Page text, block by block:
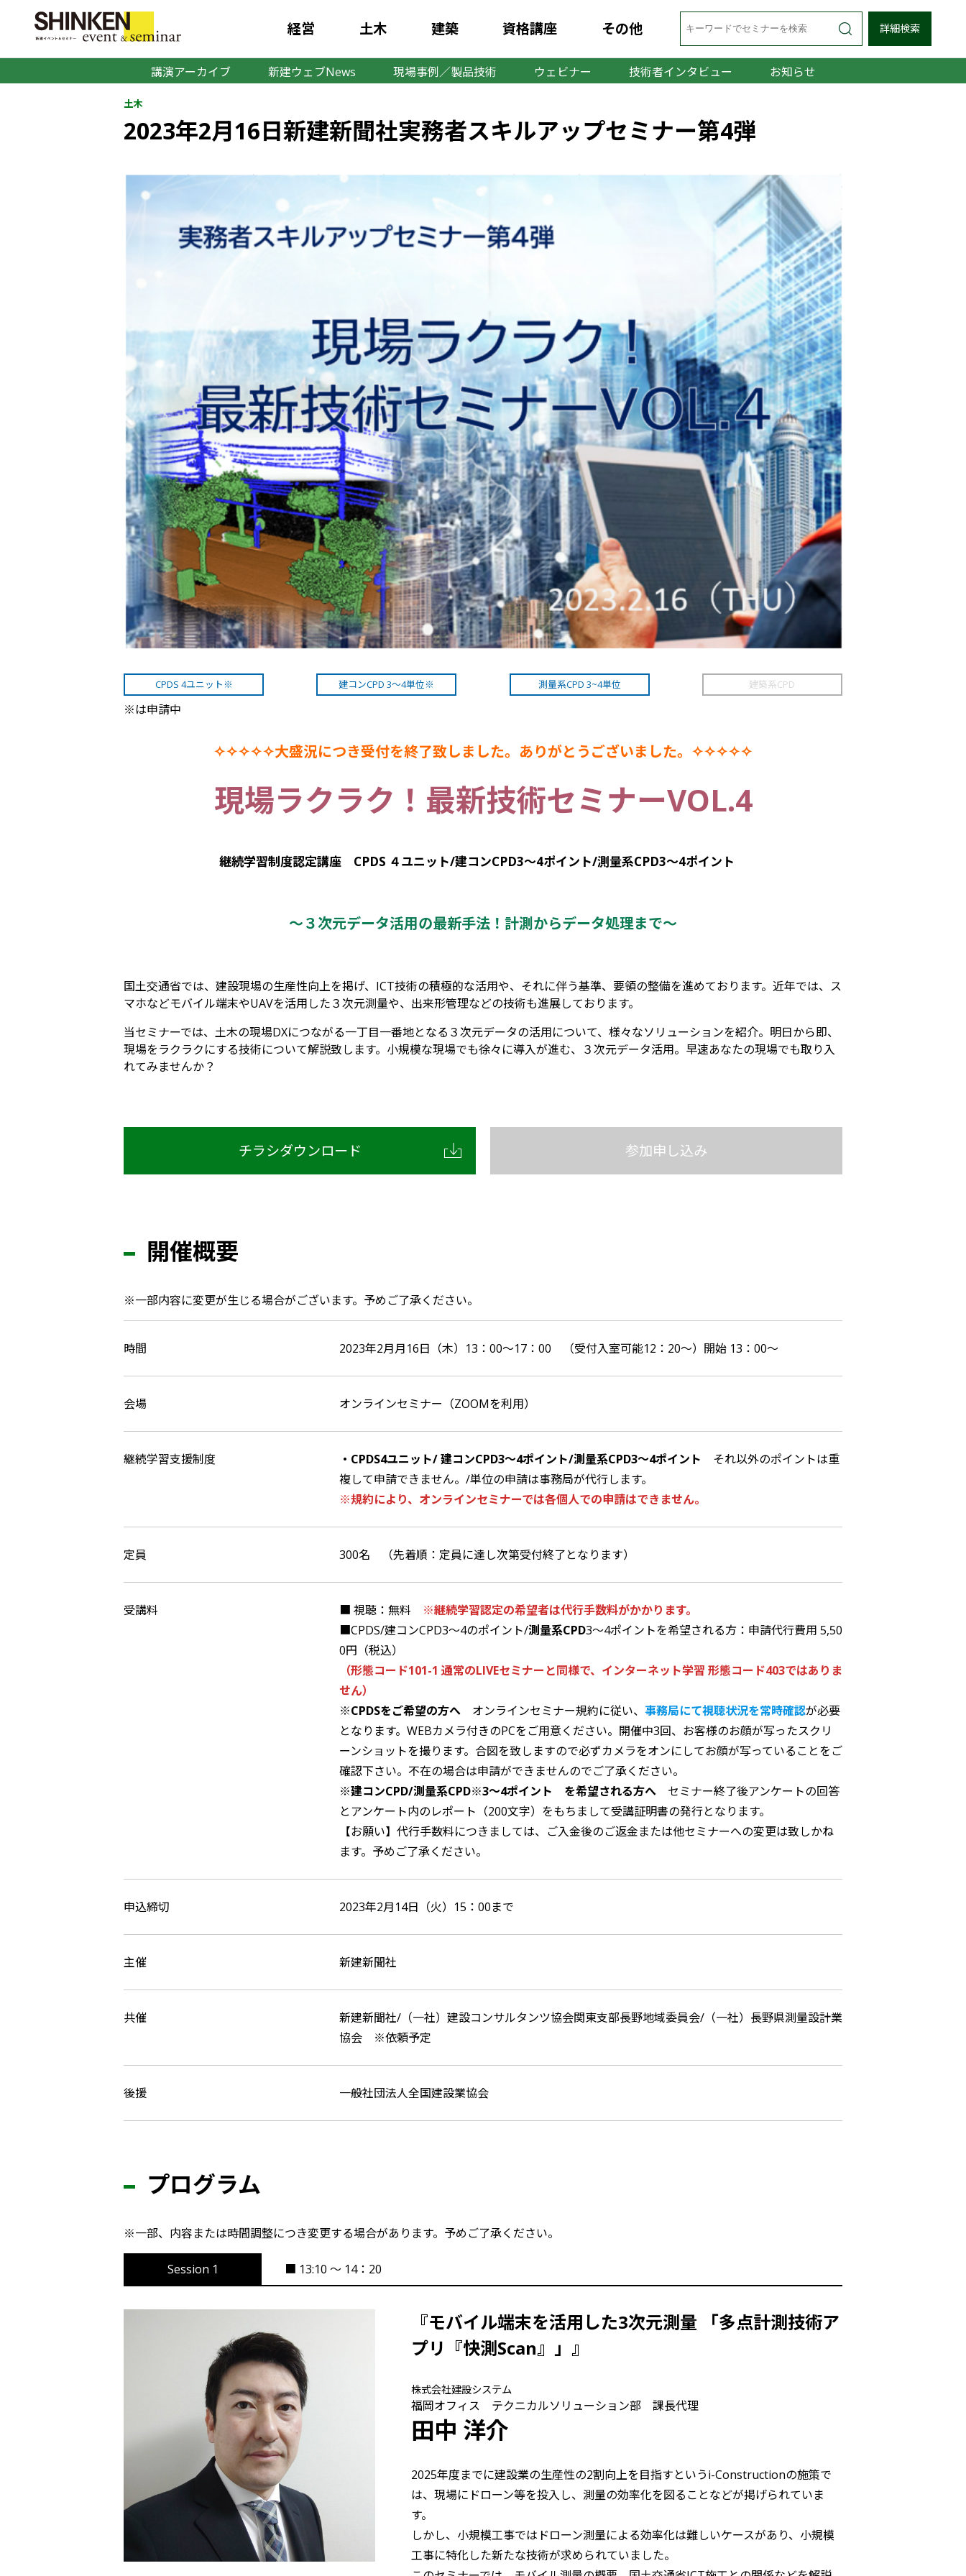
経営 土木 建築 資格講座 その他 詳細検索
講演アーカイブ 新建ウェブNews 現場事例／製品技術 ウェビナー 技術者インタビュー お知らせ
土木
2023年2月16日新建新聞社実務者スキルアップセミナー第4弾
CPDS 4ユニット※ 建コンCPD 3～4単位※ 測量系CPD 3~4単位 建築系CPD
※は申請中
✧✧✧✧✧大盛況につき受付を終了致しました。ありがとうございました。✧✧✧✧✧
現場ラクラク！最新技術セミナーVOL.4
継続学習制度認定講座 CPDS ４ユニット/建コンCPD3～4ポイント/測量系CPD3～4ポイント
～３次元データ活用の最新手法！計測からデータ処理まで～
国土交通省では、建設現場の生産性向上を掲げ、ICT技術の積極的な活用や、それに伴う基準、要領の整備を進めております。近年では、ス
マホなどモバイル端末やUAVを活用した３次元測量や、出来形管理などの技術も進展しております。
当セミナーでは、土木の現場DXにつながる一丁目一番地となる３次元データの活用について、様々なソリューションを紹介。明日から即、
現場をラクラクにする技術について解説致します。小規模な現場でも徐々に導入が進む、３次元データ活用。早速あなたの現場でも取り入
れてみませんか？
チラシダウンロード 参加申し込み
開催概要
※一部内容に変更が生じる場合がございます。予めご了承ください。
時間 2023年2月月16日（木）13：00～17：00 （受付入室可能12：20～）開始 13：00～
会場 オンラインセミナー（ZOOMを利用）
継続学習支援制度 ・CPDS4ユニット/ 建コンCPD3～4ポイント/測量系CPD3～4ポイント それ以外のポイントは重
複して申請できません。/単位の申請は事務局が代行します。
※規約により、オンラインセミナーでは各個人での申請はできません。
定員 300名 （先着順：定員に達し次第受付終了となります）
受講料 ■ 視聴：無料 ※継続学習認定の希望者は代行手数料がかかります。
■CPDS/建コンCPD3～4のポイント/測量系CPD3～4ポイントを希望される方：申請代行費用 5,50
0円（税込）
（形態コード101-1 通常のLIVEセミナーと同様で、インターネット学習 形態コード403ではありま
せん）
※CPDSをご希望の方へ オンラインセミナー規約に従い、 事務局にて視聴状況を常時確認が必要
となります。WEBカメラ付きのPCをご用意ください。開催中3回、お客様のお顔が写ったスクリ
ーンショットを撮ります。合図を致しますので必ずカメラをオンにしてお顔が写っていることをご
確認下さい。不在の場合は申請ができませんのでご了承ください。
※建コンCPD/測量系CPD※3～4ポイント を希望される方へ セミナー終了後アンケートの回答
とアンケート内のレポート（200文字）をもちまして受講証明書の発行となります。
【お願い】代行手数料につきましては、ご入金後のご返金または他セミナーへの変更は致しかね
ます。予めご了承ください。
申込締切 2023年2月14日（火）15：00まで
主催 新建新聞社
共催
新建新聞社/（一社）建設コンサルタンツ協会関東支部長野地域委員会/（一社）長野県測量設計業
協会 ※依頼予定
後援 一般社団法人全国建設業協会
プログラム
※一部、内容または時間調整につき変更する場合があります。予めご了承ください。
Session 1 ■ 13:10 〜 14：20
『モバイル端末を活用した3次元測量 「多点計測技術ア
プリ『快測Scan』」』
株式会社建設システム
福岡オフィス テクニカルソリューション部 課長代理
田中 洋介
2025年度までに建設業の生産性の2割向上を目指すというi-Constructionの施策で
は、現場にドローン等を投入し、測量の効率化を図ることなどが掲げられていま
す。
しかし、小規模工事ではドローン測量による効率化は難しいケースがあり、小規模
工事に特化した新たな技術が求められていました。